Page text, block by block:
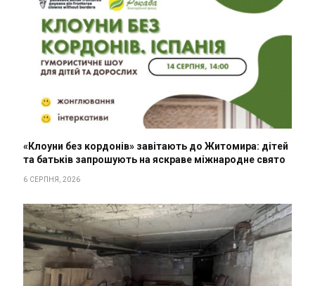
«Клоуни без кордонів» завітають до Житомира: дітей
та батьків запрошують на яскраве міжнародне свято
6 СЕРПНЯ, 2026